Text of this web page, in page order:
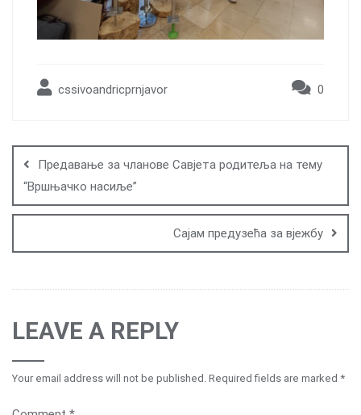
cssivoandricprnjavor 0
navigation
Предавање за чланове Савјета родитеља на тему
“Вршњачко насиље”
Сајам предузећа за вјежбу
LEAVE A REPLY
Your email address will not be published. Required fields are marked *